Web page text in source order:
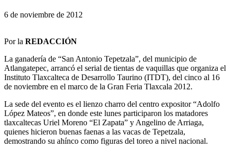
6 de noviembre de 2012
Por la REDACCIÓN
La ganadería de “San Antonio Tepetzala”, del municipio de
Atlangatepec, arrancó el serial de tientas de vaquillas que organiza el
Instituto Tlaxcalteca de Desarrollo Taurino (ITDT), del cinco al 16
de noviembre en el marco de la Gran Feria Tlaxcala 2012.
La sede del evento es el lienzo charro del centro expositor “Adolfo
López Mateos”, en donde este lunes participaron los matadores
tlaxcaltecas Uriel Moreno “El Zapata” y Angelino de Arriaga,
quienes hicieron buenas faenas a las vacas de Tepetzala,
demostrando su ahínco como figuras del toreo a nivel nacional.